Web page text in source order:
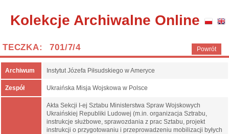
Kolekcje Archiwalne Online
Powrót
TECZKA: 701/7/4
Archiwum Instytut Józefa Piłsudskiego w Ameryce
Zespół Ukraińska Misja Wojskowa w Polsce
Akta Sekcji I-ej Sztabu Ministerstwa Spraw Wojskowych
Ukraińskiej Republiki Ludowej (m.in. organizacja Sztrabu,
instrukcje służbowe, sprawozdania z prac Sztabu, projekt
instrukcji o przygotowaniu i przeprowadzeniu mobilizacji byłych